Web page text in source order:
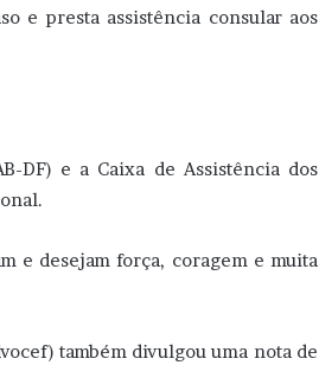
e presta assistência consular aos
DF) e a Caixa de Assistência dos
e desejam força, coragem e muita
também divulgou uma nota de